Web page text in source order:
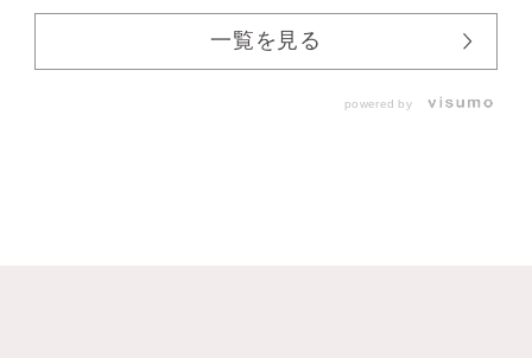
一覧を見る
powered by